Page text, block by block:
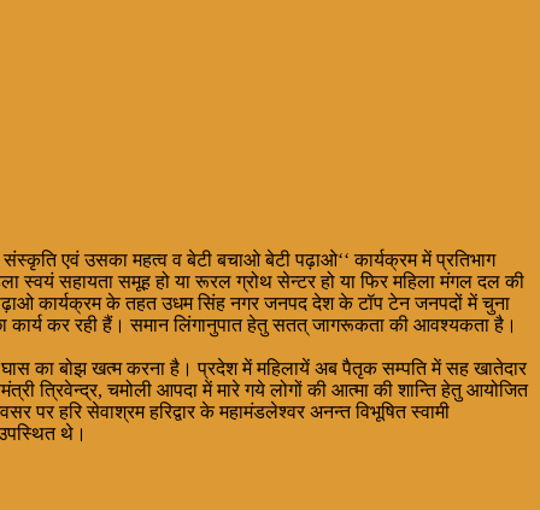
संस्कृति एवं उसका महत्व व बेटी बचाओ बेटी पढ़ाओ‘‘ कार्यक्रम में प्रतिभाग
सहायता समूह हो या रूरल ग्रोथ सेन्टर हो या फिर महिला मंगल दल की
पढ़ाओ कार्यक्रम के तहत उधम सिंह नगर जनपद देश के टॉप टेन जनपदों में चुना
कार्य कर रही हैं। समान लिंगानुपात हेतु सतत् जागरूकता की आवश्यकता है।
घास का बोझ खत्म करना है। प्रदेश में महिलायें अब पैतृक सम्पति में सह खातेदार
त्रिवेन्द्र, चमोली आपदा में मारे गये लोगों की आत्मा की शान्ति हेतु आयोजित
पर हरि सेवाश्रम हरिद्वार के महामंडलेश्वर अनन्त विभूषित स्वामी
थे।